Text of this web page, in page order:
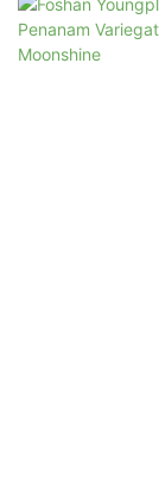
tumbuh subur
pertumbuhannya
bintik merah, bunga